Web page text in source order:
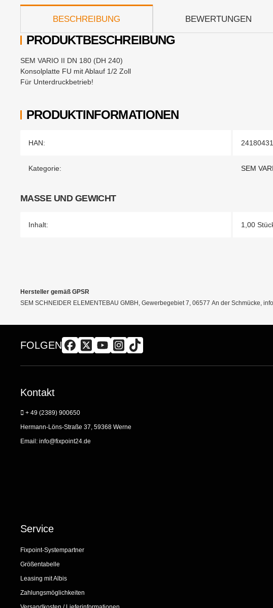
weitere Registerkarten anzeigen
BESCHREIBUNG BEWERTUNGEN
PRODUKTINFORMATIONEN
Produkteigenschaft
Wert
HAN: 24180431
Kategorie: SEM
MASSE UND GEWICHT
Inhalt: 1,00
PRODUKTBESCHREIBUNG
SEM VARIO II DN 180 (DH 240)
Konsolplatte FU mit Ablauf 1/2 Zoll
Für Unterdruckbetrieb!
Hersteller gemäß GPSR
SEM SCHNEIDER ELEMENTEBAU GMBH, Gewerbegebiet 7, 06577 An der Schmücke,
FOLGEN
Kontakt
+ 49 (2389) 900650
Hermann-Löns-Straße 37, 59368 Werne
Email: info@fixpoint24.de
Service
Fixpoint-Systempartner
Größentabelle
Leasing mit Albis
Zahlungsmöglichkeiten